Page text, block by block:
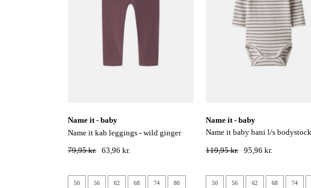
name it - baby
name it kab leggings - wild ginger
79,95 kr. 63,96 kr.
50 56 62 68 74 80
name it - baby
name it baby bani l/s bodystocking -
119,95 kr. 95,96 kr.
50 56 62 68 74